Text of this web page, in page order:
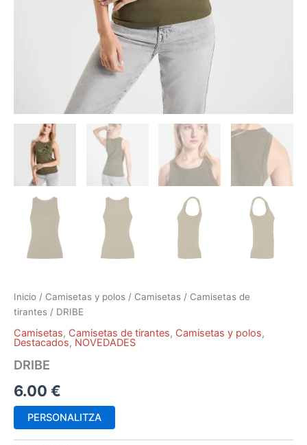
Inicio / Camisetas y polos / Camisetas / Camisetas de
tirantes / DRIBE
Camisetas, Camisetas de tirantes, Camisetas y polos,
Destacados, NOVEDADES
DRIBE
6.00 €
PERSONALITZA